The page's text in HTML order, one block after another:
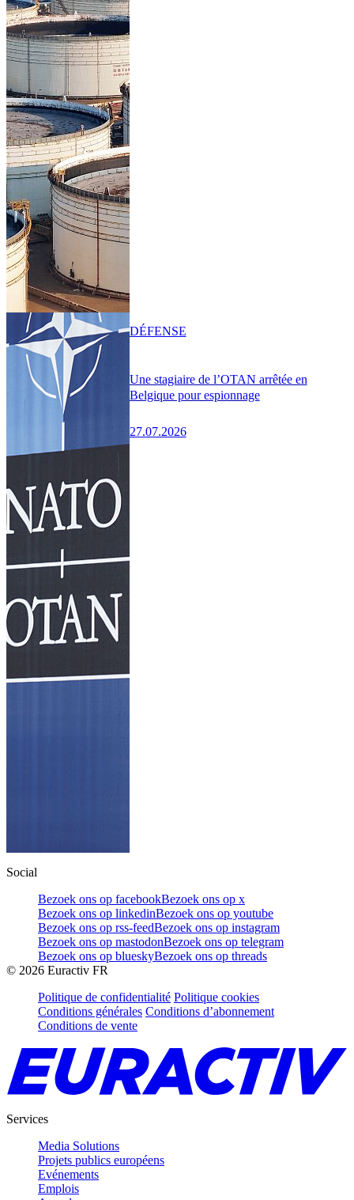
Une stagiaire de l’OTAN arrêtée en
Belgique pour espionnage
27.07.2026
DÉFENSE
Social
Bezoek ons op facebookBezoek ons op x
Bezoek ons op linkedinBezoek ons op youtube
Bezoek ons op rss-feedBezoek ons op instagram
Bezoek ons op mastodonBezoek ons op telegram
Bezoek ons op blueskyBezoek ons op threads
© 2026 Euractiv FR
Politique de confidentialité Politique cookies
Conditions générales Conditions d’abonnement
Conditions de vente
Services
Media Solutions
Projets publics européens
Evénements
Emplois